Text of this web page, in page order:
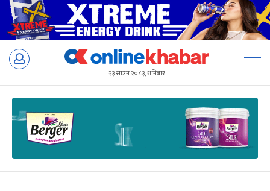
Skip
२३ साउन २०८३, शनिबार